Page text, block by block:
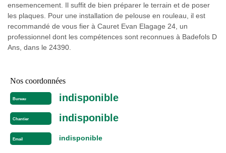
ensemencement. Il suffit de bien préparer le terrain et de poser
les plaques. Pour une installation de pelouse en rouleau, il est
recommandé de vous fier à Cauret Evan Elagage 24, un
professionnel dont les compétences sont reconnues à Badefols D
Ans, dans le 24390.
Nos coordonnées
Bureau indisponible
Chantier indisponible
Email indisponible